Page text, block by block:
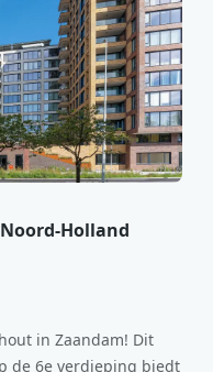
Holland
in Zaandam! Dit
de 6e verdieping biedt